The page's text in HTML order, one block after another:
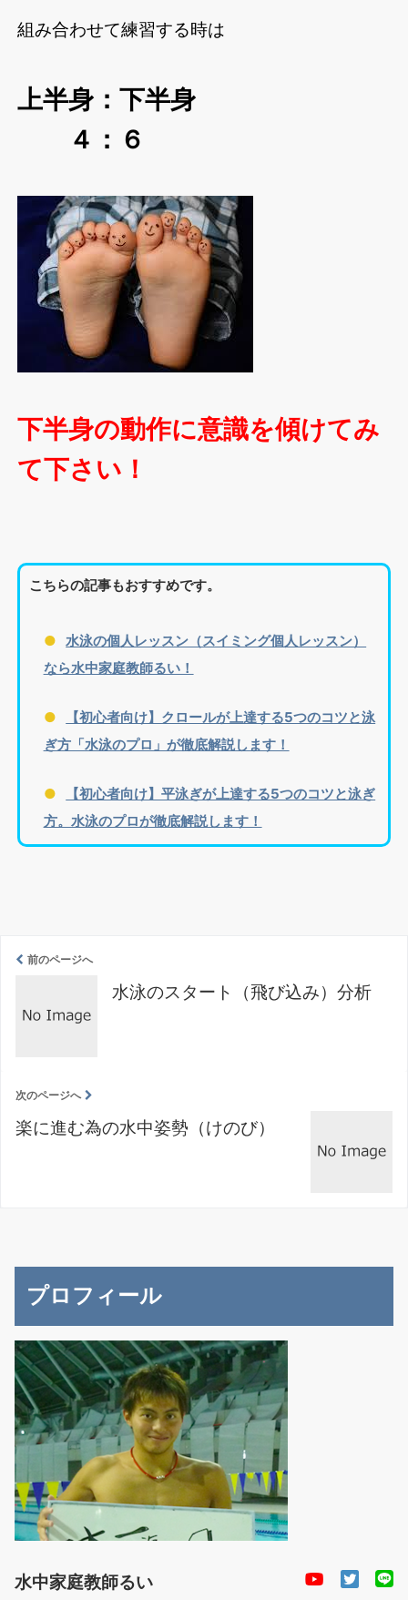
組み合わせて練習する時は
上半身：下半身
４：６
下半身の動作に意識を傾けてみ
て下さい！
こちらの記事もおすすめです。
水泳の個人レッスン（スイミング個人レッスン）
なら水中家庭教師るい！
【初心者向け】クロールが上達する5つのコツと泳
ぎ方「水泳のプロ」が徹底解説します！
【初心者向け】平泳ぎが上達する5つのコツと泳ぎ
方。水泳のプロが徹底解説します！
前のページへ
水泳のスタート（飛び込み）分析
次のページへ
楽に進む為の水中姿勢（けのび）
プロフィール
水中家庭教師るい